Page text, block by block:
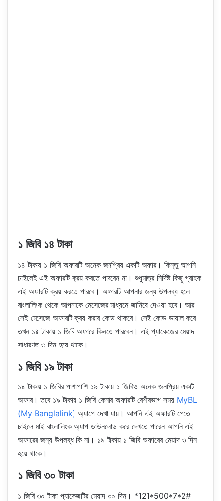
১ জিবি ১৪ টাকা
১৪ টাকায় ১ জিবি অফারটি অনেক জনপ্রিয় একটি অফার। কিন্তু আপনি
চাইলেই এই অফারটি ক্রয় করতে পারবেন না। শুধুমাত্র নির্দিষ্ট কিছু গ্রাহক
এই অফারটি ক্রয় করতে পারবে। অফারটি আপনার জন্য উপলব্ধ হলে
বাংলালিংক থেকে আপনাকে মেসেজের মাধ্যমে জানিয়ে দেওয়া হবে। আর
সেই মেসেজে অফারটি ক্রয় করার কোড থাকবে। সেই কোড ডায়াল করে
তখন ১৪ টাকায় ১ জিবি অফারে কিনতে পারবেন। এই প্যাকেজের মেয়াদ
সাধারণত ৩ দিন হয়ে থাকে।
১ জিবি ১৯ টাকা
১৪ টাকায় ১ জিবির পাশাপাশি ১৯ টাকায় ১ জিবিও অনেক জনপ্রিয় একটি
অফার। তবে ১৯ টাকায় ১ জিবি কেনার অফারটি বেশীরভাগ সময় MyBL
(My Banglalink) অ্যাপে দেখা যায়। আপনি এই অফারটি পেতে
চাইলে মাই বাংলালিংক অ্যাপ ডাউনলোড করে দেখতে পারেন আপনি এই
অফারের জন্য উপলব্ধ কি না। ১৯ টাকায় ১ জিবি অফারের মেয়াদ ৩ দিন
হয়ে থাকে।
১ জিবি ৩০ টাকা
১ জিবি ৩০ টাকা প্যাকেজটির মেয়াদ ৩০ দিন। *121*500*7*2#